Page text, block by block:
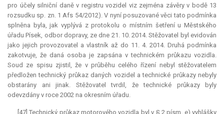
pro účely silniční daně v registru vozidel viz zejména závěry v bodě 13
rozsudku sp. zn. 1 Afs 54/2012). V nyní posuzované věci tato podmínka
splněna byla, jak vyplývá z protokolu o místním šetření u Městského
úřadu Písek, odbor dopravy, ze dne 21. 10. 2014. Stěžovatel byl evidován
jako jejich provozovatel a vlastník až do 11. 4. 2014. Druhá podmínka
zakotvuje, že daná osoba je zapsána v technickém průkazu vozidla.
Soud ze spisu zjistil, že v průběhu celého řízení nebyl stěžovatelem
předložen technický průkaz daných vozidel a technické průkazy nebyly
obstarány ani jinak. Stěžovatel tvrdil, že technické průkazy byly
odevzdány v roce 2002 na okresním úřadu.
[47] Technický průkaz motorového vozidla byl v § 2 písm. e) vyhlášky